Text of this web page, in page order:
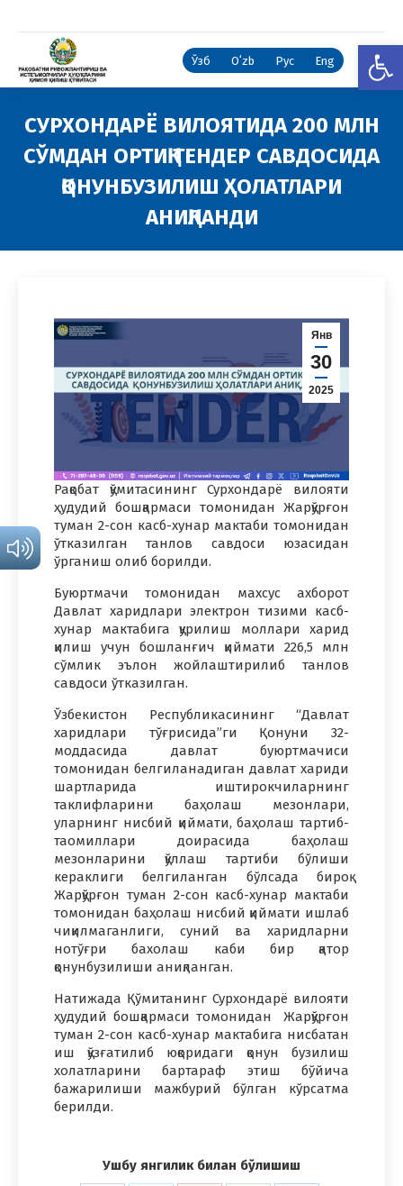
Ўзб Oʻzb Рус Eng
СУРХОНДАРЁ ВИЛОЯТИДА 200 МЛН
СЎМДАН ОРТИҚ ТЕНДЕР САВДОСИДА
ҚОНУНБУЗИЛИШ ҲОЛАТЛАРИ
АНИҚЛАНДИ
Янв
30
2025
Рақобат қўмитасининг Сурхондарё вилояти
ҳудудий бошқармаси томонидан Жарқўрғон
туман 2-сон касб-хунар мактаби томонидан
ўтказилган танлов савдоси юзасидан
ўрганиш олиб борилди.
Буюртмачи томонидан махсус ахборот
Давлат харидлари электрон тизими касб-
хунар мактабига қурилиш моллари харид
қилиш учун бошланғич қиймати 226,5 млн
сўмлик эълон жойлаштирилиб танлов
савдоси ўтказилган.
Ўзбекистон Республикасининг “Давлат
харидлари тўғрисида”ги Қонуни 32-
моддасида давлат буюртмачиси
томонидан белгиланадиган давлат хариди
шартларида иштирокчиларнинг
таклифларини баҳолаш мезонлари,
уларнинг нисбий қиймати, баҳолаш тартиб-
таомиллари доирасида баҳолаш
мезонларини қўллаш тартиби бўлиши
кераклиги белгиланган бўлсада бироқ
Жарқўрғон туман 2-сон касб-хунар мактаби
томонидан баҳолаш нисбий қиймати ишлаб
чиқилмаганлиги, суний ва харидларни
нотўғри бахолаш каби бир қатор
қонунбузилиши аниқланган.
Натижада Қўмитанинг Сурхондарё вилояти
ҳудудий бошқармаси томонидан Жарқўрғон
туман 2-сон касб-хунар мактабига нисбатан
иш қўзғатилиб юқоридаги қонун бузилиш
холатларини бартараф этиш бўйича
бажарилиши мажбурий бўлган кўрсатма
берилди.
Ушбу янгилик билан бўлишиш